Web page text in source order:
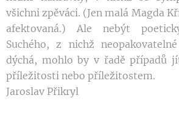
všichni zpěváci. (Jen malá Magda
afektovaná.) Ale nebýt
Suchého, z nichž
dýchá, mohlo by v řadě případů
příležitosti nebo příležitostem.
Jaroslav Přikryl